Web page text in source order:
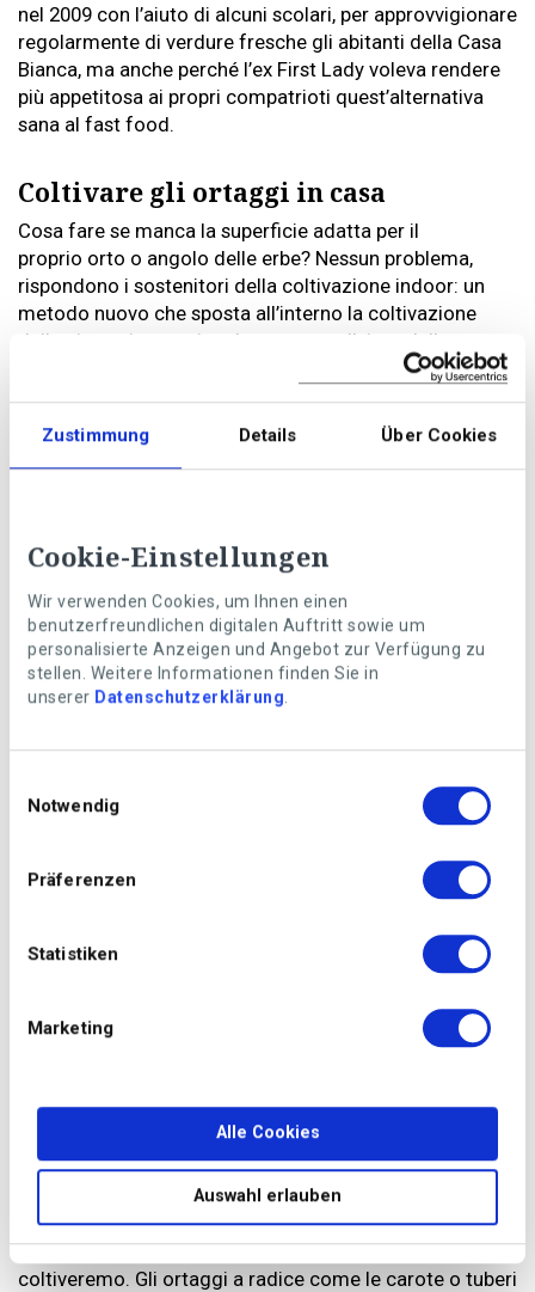
Zustimmung Details Über Cookies
Cookie-Einstellungen
Wir verwenden Cookies, um Ihnen einen
benutzerfreundlichen digitalen Auftritt sowie um
personalisierte Anzeigen und Angebot zur Verfügung zu
stellen. Weitere Informationen finden Sie in
unserer Datenschutzerklärung.
Notwendig
Präferenzen
Statistiken
Marketing
Alle Cookies
Auswahl erlauben
nel 2009 con l’aiuto di alcuni scolari, per approvvigionare
regolarmente di verdure fresche gli abitanti della Casa
Bianca, ma anche perché l’ex First Lady voleva rendere
più appetitosa ai propri compatrioti quest’alternativa
sana al fast food.
Coltivare gli ortaggi in casa
Cosa fare se manca la superficie adatta per il
proprio orto o angolo delle erbe? Nessun problema,
rispondono i sostenitori della coltivazione indoor: un
metodo nuovo che sposta all’interno la coltivazione
delle piante, in una piccola serra, con l’aiuto della
tecnica moderna. L’approvvigionamento di acqua e
sostanze nutrienti avviene tramite tubi, apposite
lampade a LED assicurano la luce e piccoli ventilatori
l’arieggiamento ottimale delle piantine.
nelle cassette dei fiori, sul tavolo della cucina, sul
balcone oppure sul davanzale interno della finestra,
meglio se orientata a sud o a ovest. A tale scopo ben si
prestano pomodori, porri e cipolle, ravanelli, piselli,
fagioli, cetrioli, fragole nonché erbe aromatiche come
basilico, aneto, erba cipollina, menta o crescione. Tra le
proprie quattro pareti o sul balcone crescono bene
Il vaso o le cassette dei fiori - meglio se orientata a sud o a ovest. / Foto: Getty Images
Consigli per coltivare l’orto in casa
Ad esempio il vaso deve essere adatto alla pianta che
coltiveremo. Gli ortaggi a radice come le carote o tuberi